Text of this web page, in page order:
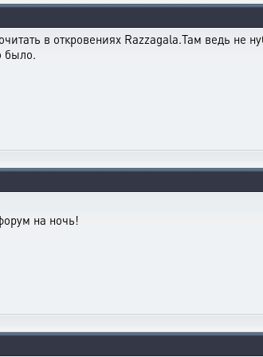
в откровениях Razzagala.Там ведь
было.
на ночь!